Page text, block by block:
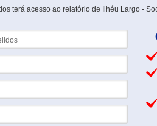
terá acesso ao relatório de Ilhéu Largo -